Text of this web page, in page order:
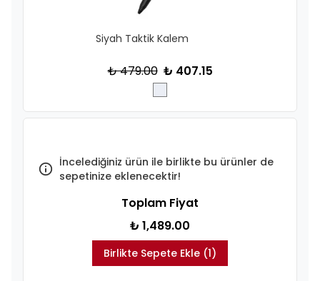
Siyah Taktik Kalem
₺ 479.00 ₺ 407.15
İncelediğiniz ürün ile birlikte bu ürünler de
sepetinize eklenecektir!
Toplam Fiyat
₺ 1,489.00
Birlikte Sepete Ekle (1)